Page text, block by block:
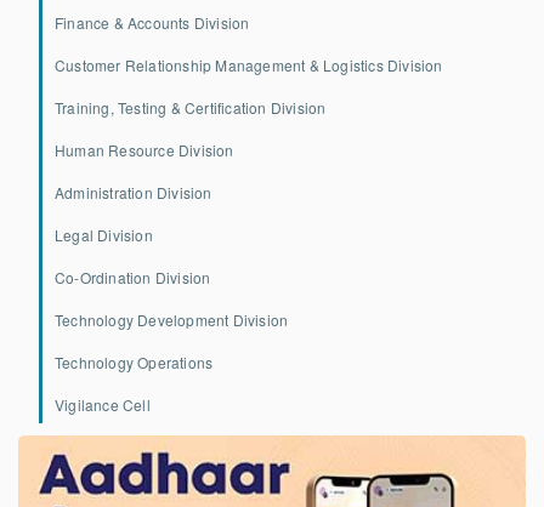
Finance & Accounts Division
Customer Relationship Management & Logistics Division
Training, Testing & Certification Division
Human Resource Division
Administration Division
Legal Division
Co-Ordination Division
Technology Development Division
Technology Operations
Vigilance Cell